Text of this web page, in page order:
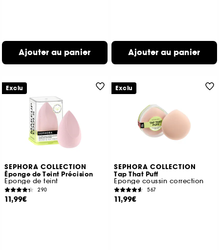
Ajouter au panier Ajouter au panier
SEPHORA COLLECTION
Éponge de Teint Précision
Éponge de teint
290
11,99€
Exclu
SEPHORA COLLECTION
Tap That Puff
Éponge coussin correction
567
11,99€
Exclu